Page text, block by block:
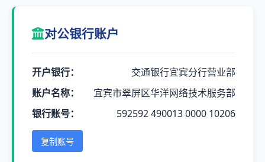
对公银行账户
开户银行：
交通银行宜宾分行营业部
账户名称：
宜宾市翠屏区华洋网络技术服务部
银行账号：
592592 490013 0000 10206
复制账号